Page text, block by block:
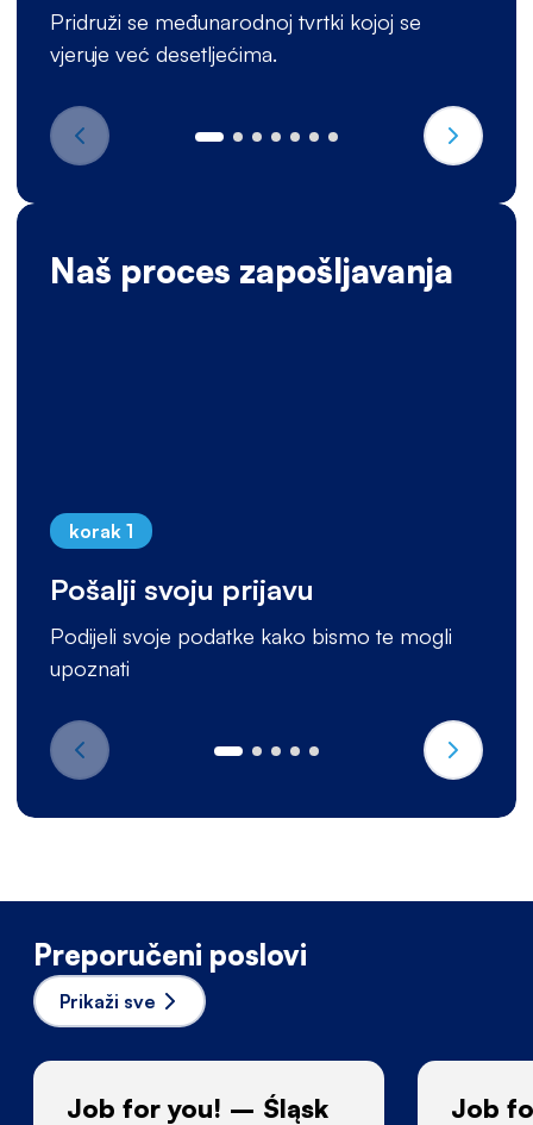
Pridruži se međunarodnoj tvrtki kojoj se
vjeruje već desetljećima.
Naš proces zapošljavanja
korak 1
Pošalji svoju prijavu
Podijeli svoje podatke kako bismo te mogli
upoznati
Preporučeni poslovi
Prikaži sve
Job for you! – Śląsk
Job